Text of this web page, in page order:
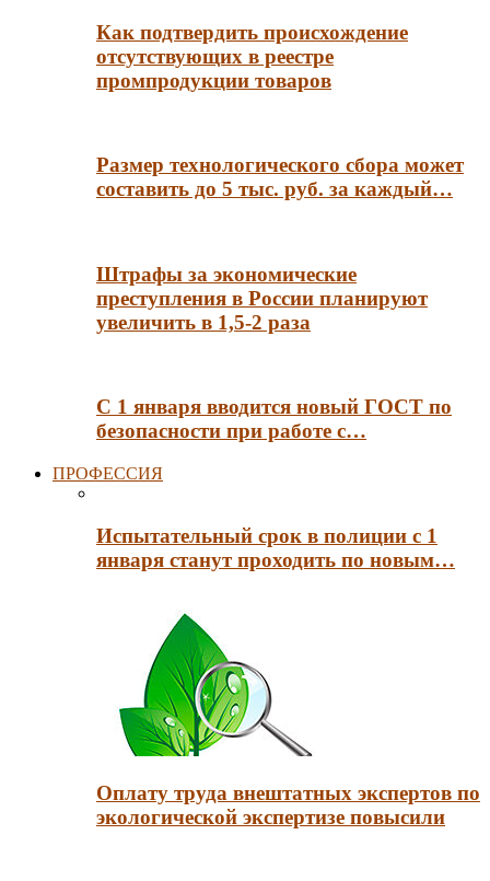
Как подтвердить происхождение
отсутствующих в реестре
промпродукции товаров
Размер технологического сбора может
составить до 5 тыс. руб. за каждый…
Штрафы за экономические
преступления в России планируют
увеличить в 1,5-2 раза
С 1 января вводится новый ГОСТ по
безопасности при работе с…
ПРОФЕССИЯ
Испытательный срок в полиции с 1
января станут проходить по новым…
Оплату труда внештатных экспертов по
экологической экспертизе повысили